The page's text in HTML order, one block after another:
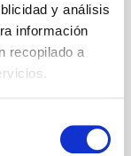
y análisis
información
recopilado a
del
la